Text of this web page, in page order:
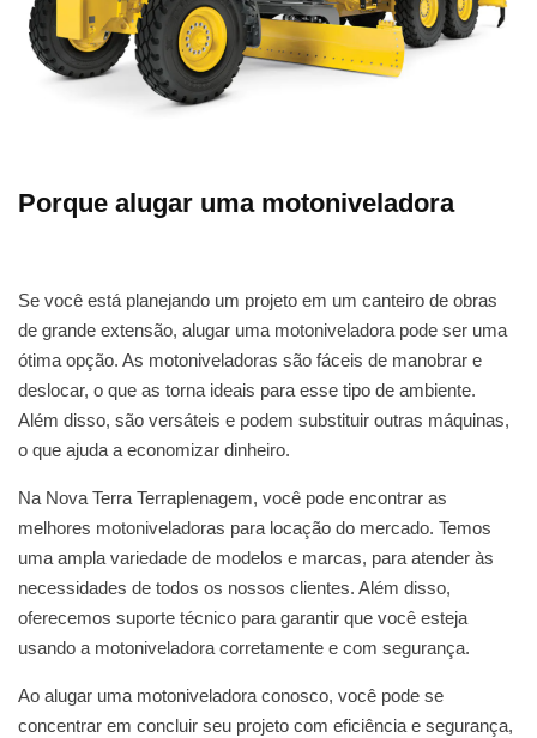
Porque alugar uma motoniveladora
Se você está planejando um projeto em um canteiro de obras
de grande extensão, alugar uma motoniveladora pode ser uma
ótima opção. As motoniveladoras são fáceis de manobrar e
deslocar, o que as torna ideais para esse tipo de ambiente.
Além disso, são versáteis e podem substituir outras máquinas,
o que ajuda a economizar dinheiro.
Na Nova Terra Terraplenagem, você pode encontrar as
melhores motoniveladoras para locação do mercado. Temos
uma ampla variedade de modelos e marcas, para atender às
necessidades de todos os nossos clientes. Além disso,
oferecemos suporte técnico para garantir que você esteja
usando a motoniveladora corretamente e com segurança.
Ao alugar uma motoniveladora conosco, você pode se
concentrar em concluir seu projeto com eficiência e segurança,